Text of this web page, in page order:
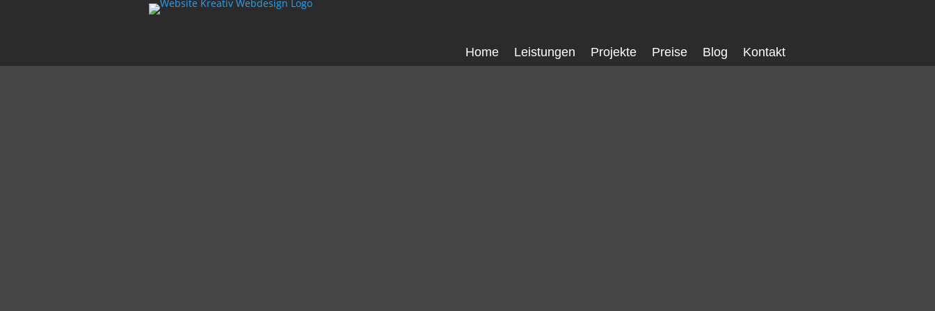
Home Leistungen Projekte Preise Blog Kontakt